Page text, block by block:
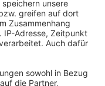
kann
Sie die
Sie der
um dieses